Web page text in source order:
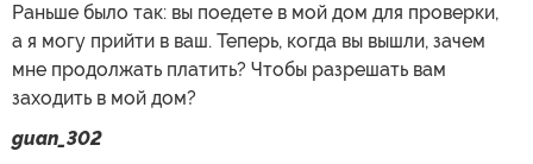
Раньше было так: вы поедете в мой дом для проверки,
а я могу прийти в ваш. Теперь, когда вы вышли, зачем
мне продолжать платить? Чтобы разрешать вам
заходить в мой дом?
guan_302